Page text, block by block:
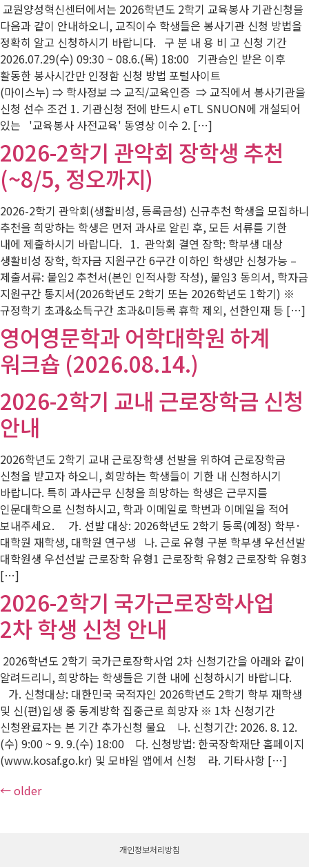
교원양성혁신센터에서는 2026학년도 2학기 교육봉사 기관신청을
다음과 같이 안내하오니, 교직이수 학생들은 봉사기관 신청 방법을
정확히 알고 신청하시기 바랍니다. 구 분 내 용 비 고 신청 기간
2026.07.29(수) 09:30 ~ 08.6.(목) 18:00 기관승인 받은 이후
활동한 봉사시간만 인정함 신청 방법 포털사이트
(마이스누) ⇒ 학사정보 ⇒ 교직/교육인증 ⇒ 교직에서 봉사기관을
신청 선수 조건 1. 기관신청 전에 반드시 eTL SNUON에 개설되어
있는 '교육봉사 사전교육' 동영상 이수 2. […]
2026-2학기 관악회 장학생 추천
(~8/5, 정오까지)
2026-2학기 관악회(생활비성, 등록금성) 신규추천 학생을 모집하니
추천을 희망하는 학생은 먼저 과사로 알린 후, 모든 서류를 기한
내에 제출하시기 바랍니다. 1. 관악회 결연 장학: 학부생 대상
생활비성 장학, 학자금 지원구간 6구간 이하인 학생만 신청가능 –
제출서류: 붙임2 추천서(본인 인적사항 작성), 붙임3 동의서, 학자금
지원구간 통지서(2026학년도 2학기 또는 2026학년도 1학기) ※
규정학기 초과&소득구간 초과&미등록 휴학 제외, 선한인재 등 […]
영어영문학과 어학대학원 하계
워크숍 (2026.08.14.)
2026-2학기 교내 근로장학금 신청
안내
2026학년도 2학기 교내 근로장학생 선발을 위하여 근로장학금
신청을 받고자 하오니, 희망하는 학생들이 기한 내 신청하시기
바랍니다. 특히 과사근무 신청을 희망하는 학생은 근무지를
인문대학으로 신청하시고, 학과 이메일로 학번과 이메일을 적어
보내주세요. 가. 선발 대상: 2026학년도 2학기 등록(예정) 학부·
대학원 재학생, 대학원 연구생 나. 근로 유형 구분 학부생 우선선발
대학원생 우선선발 근로장학 유형1 근로장학 유형2 근로장학 유형3
[…]
2026-2학기 국가근로장학사업
2차 학생 신청 안내
2026학년도 2학기 국가근로장학사업 2차 신청기간을 아래와 같이
알려드리니, 희망하는 학생들은 기한 내에 신청하시기 바랍니다.
가. 신청대상: 대한민국 국적자인 2026학년도 2학기 학부 재학생
및 신(편)입생 중 동계방학 집중근로 희망자 ※ 1차 신청기간
신청완료자는 본 기간 추가신청 불요 나. 신청기간: 2026. 8. 12.
(수) 9:00 ~ 9. 9.(수) 18:00 다. 신청방법: 한국장학재단 홈페이지
(www.kosaf.go.kr) 및 모바일 앱에서 신청 라. 기타사항 […]
←older
개인정보처리방침